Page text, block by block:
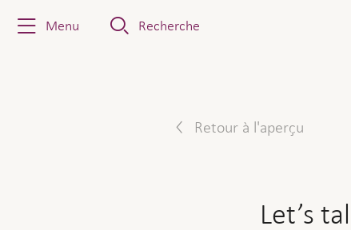
Menu Recherche
Retour à l'aperçu
Let’s